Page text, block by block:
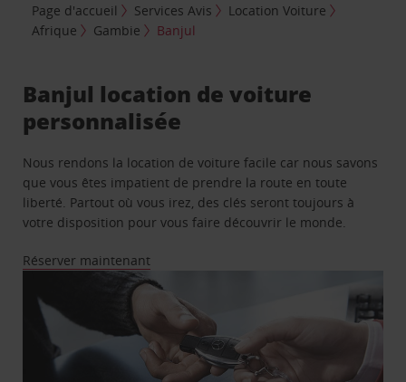
Page d'accueil Services Avis
Location Voiture
Afrique
Gambie Banjul
Banjul location de voiture
personnalisée
Nous rendons la location de voiture facile car nous savons
que vous êtes impatient de prendre la route en toute
liberté. Partout où vous irez, des clés seront toujours à
votre disposition pour vous faire découvrir le monde.
Réserver maintenant